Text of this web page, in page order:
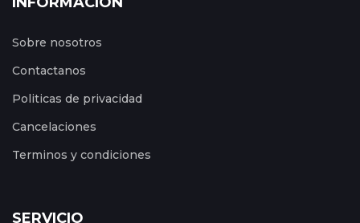
Sobre nosotros
Contactanos
Politicas de privacidad
Cancelaciones
Terminos y condiciones
SERVICIO